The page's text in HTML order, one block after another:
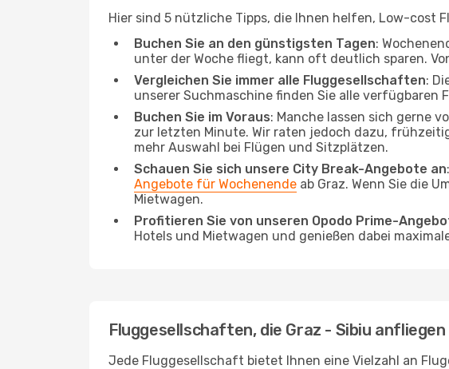
Hier sind 5 nützliche Tipps, die Ihnen helfen, Low-cost
Buchen Sie an den günstigsten Tagen:
unter der Woche fliegt, kann oft deutlich sparen.
Vergleichen Sie immer alle Fluggesellschaften:
unserer Suchmaschine finden Sie alle verfügbaren
Buchen Sie im Voraus: Manche lassen sich gerne
zur letzten Minute. Wir raten jedoch dazu,
mehr Auswahl bei Flügen und Sitzplätzen.
Schauen Sie sich unsere City Break-Angebote an
Angebote für Wochenende ab Graz. Wenn Sie die
Mietwagen.
Profitieren Sie von unseren Opodo Prime-
Hotels und Mietwagen und genießen dabei
Fluggesellschaften, die Graz - Sibiu anfliegen
Jede Fluggesellschaft bietet Ihnen eine Vielzahl an